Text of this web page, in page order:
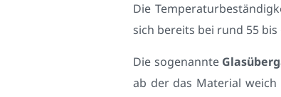
Die
sich bereits bei rund 55 bis
Die sogenannte
ab der das Material